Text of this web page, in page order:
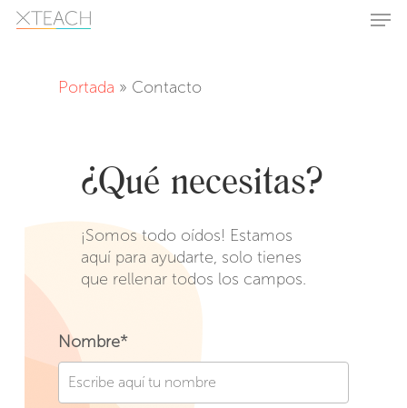
Skip
Portada » Contacto
¿Qué necesitas?
¡Somos todo oídos! Estamos
aquí para ayudarte, solo tienes
que rellenar todos los campos.
Nombre*